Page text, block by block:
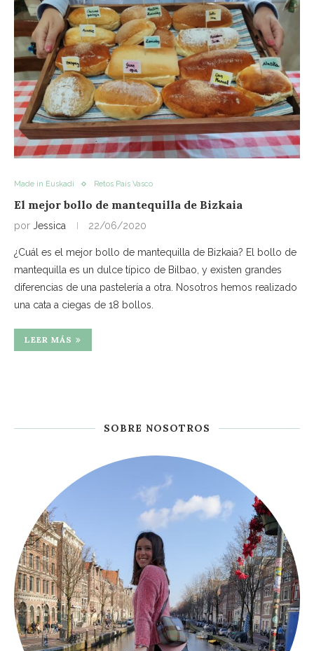
Made in Euskadi Retos País Vasco
El mejor bollo de mantequilla de Bizkaia
por Jessica 22/06/2020
¿Cuál es el mejor bollo de mantequilla de Bizkaia? El bollo de
mantequilla es un dulce típico de Bilbao, y existen grandes
diferencias de una pastelería a otra. Nosotros hemos realizado
una cata a ciegas de 18 bollos.
LEER MÁS
SOBRE NOSOTROS